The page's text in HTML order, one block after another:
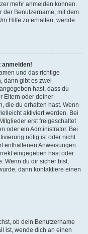
mehr anmelden können.
der Benutzername, mit dem
Hilfe zu erhalten, wende
anmelden!
und das richtige
dann gibt es zwei
hast, dass du
Eltern oder deiner
die du erhalten hast. Wenn
aktiviert werden. Bei
erst freigeschaltet
oder ein Administrator. Bei
nötig ist oder nicht.
enthaltenen Anweisungen.
eingegeben hast oder
Wenn du dir sicher bist,
dann kontaktiere einen
ob dein Benutzername
ist, wende dich an einen